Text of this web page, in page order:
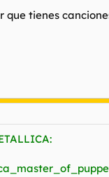
que tienes